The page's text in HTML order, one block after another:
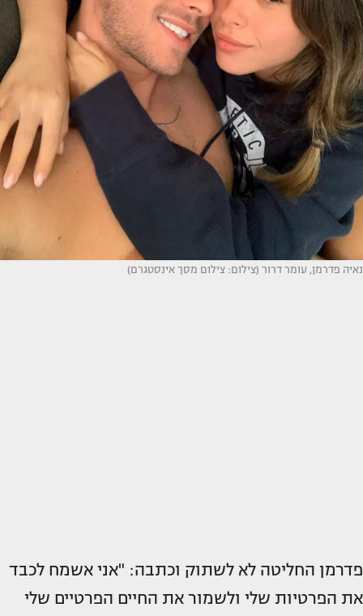
נאיה פדרמן, עומר דרור (צילום: צילום מסך אינסטגרם)
פדרמן החליטה לא לשתוק וכתבה: "אני אשמח לכבד
את הפרטיות שלי ולשמור את החיים הפרטיים שלי